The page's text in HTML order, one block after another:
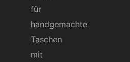
für
handgemachte
Taschen
mit